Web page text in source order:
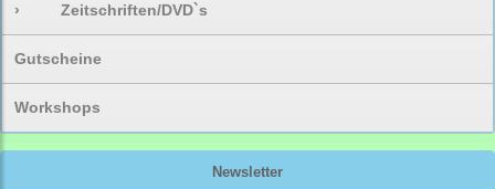
› Zeitschriften/DVD`s
Gutscheine
Workshops
Newsletter